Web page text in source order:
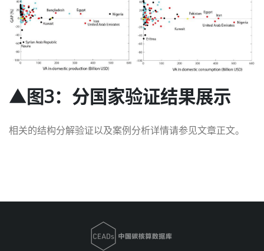
▲图3：分国家验证结果展示
相关的结构分解验证以及案例分析详情请参见文章正文。